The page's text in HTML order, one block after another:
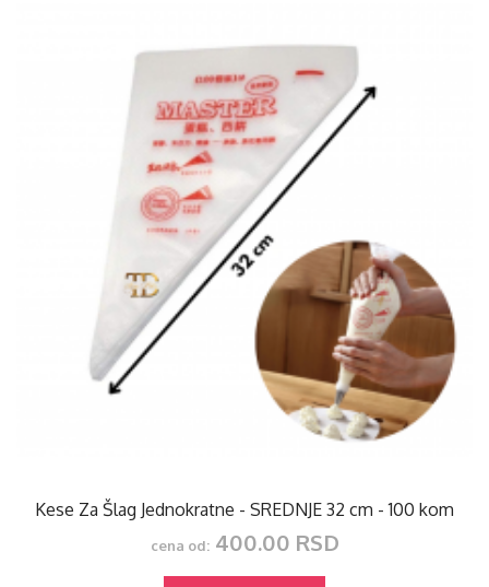
Kese Za Šlag Jednokratne - SREDNJE 32 cm - 100 kom
cena od:400.00 RSD